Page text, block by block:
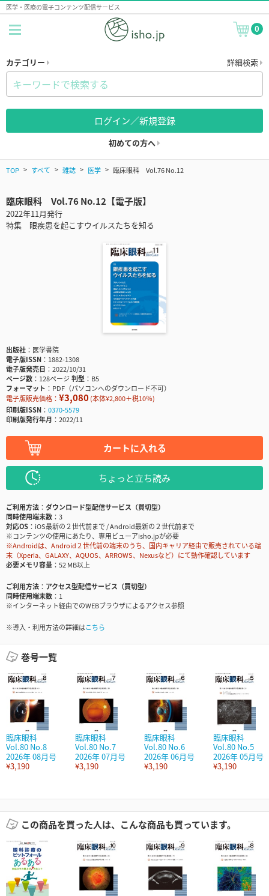
医学・医療の電子コンテンツ配信サービス
0
カテゴリー 詳細検索
ログイン／新規登録
初めての方へ
TOP すべて 雑誌 医学 臨床眼科 Vol.76 No.12
臨床眼科 Vol.76 No.12【電子版】
2022年11月発行
特集 眼疾患を起こすウイルスたちを知る
出版社
医学書院
電子版ISSN
1882-1308
電子版発売日
2022/10/31
ページ数
128ページ判型
B5
フォーマット
PDF（パソコンへのダウンロード不可）
電子版販売価格： ¥3,080(本体¥2,800＋税10％)
印刷版ISSN
0370-5579
印刷版発行年月
2022/11
カートに入れる
ちょっと立ち読み
ご利用方法
ダウンロード型配信サービス（買切型）
同時使用端末数
3
対応OS
iOS最新の２世代前まで / Android最新の２世代前まで
※コンテンツの使用にあたり、専用ビューアisho.jpが必要
※Androidは、Android２世代前の端末のうち、国内キャリア経由で販売されている端
末（Xperia、GALAXY、AQUOS、ARROWS、Nexusなど）にて動作確認しています
必要メモリ容量
52 MB以上
ご利用方法
アクセス型配信サービス（買切型）
同時使用端末数
1
※インターネット経由でのWEBブラウザによるアクセス参照
※導入・利用方法の詳細はこちら
巻号一覧
臨床眼科
Vol.80 No.8
2026年 08月号
¥3,190
臨床眼科
Vol.80 No.7
2026年 07月号
¥3,190
臨床眼科
Vol.80 No.6
2026年 06月号
¥3,190
臨床眼科
Vol.80 No.5
2026年 05月号
¥3,190
この商品を買った人は、こんな商品も買っています。